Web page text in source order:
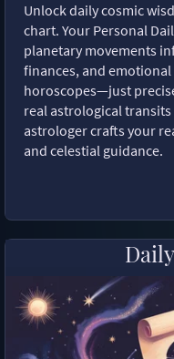
Unlock daily cosmic
chart. Your Personal
planetary movements
finances, and
horoscopes—just
real astrological
astrologer crafts your
and celestial guidance.